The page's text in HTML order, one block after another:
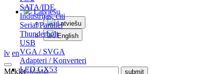
SATA/IDE
Industrijas, citi
Serial/Parallel
Thunderbolt
USB
VGA / SVGA
Adapteri / Konverteri
LED GX53
Latviešu
Latviešu
English
lv en
Meklēt